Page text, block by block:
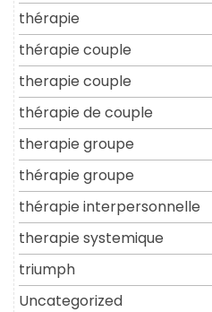
thérapie
thérapie couple
therapie couple
thérapie de couple
therapie groupe
thérapie groupe
thérapie interpersonnelle
therapie systemique
triumph
Uncategorized